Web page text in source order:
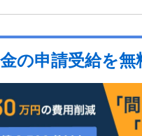
の申請受給を無